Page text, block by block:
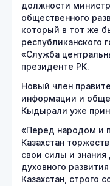
должности
общественного
который в тот же
республиканского
«Служба
президенте РК.
Новый член
информации и
Кыдырали уже
«Перед народом и
Казахстан
свои силы и
духовного
Казахстан, строго